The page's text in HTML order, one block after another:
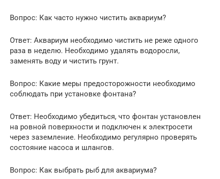
Вопрос: Как часто нужно чистить аквариум?
Ответ: Аквариум необходимо чистить не реже одного
раза в неделю. Необходимо удалять водоросли,
заменять воду и чистить грунт.
Вопрос: Какие меры предосторожности необходимо
соблюдать при установке фонтана?
Ответ: Необходимо убедиться, что фонтан установлен
на ровной поверхности и подключен к электросети
через заземление. Необходимо регулярно проверять
состояние насоса и шлангов.
Вопрос: Как выбрать рыб для аквариума?